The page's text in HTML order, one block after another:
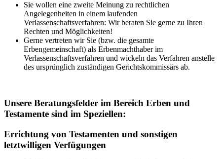
Sie wollen eine zweite Meinung zu rechtlichen
Angelegenheiten in einem laufenden
Verlassenschaftsverfahren: Wir beraten Sie gerne zu Ihren
Rechten und Möglichkeiten!
Gerne vertreten wir Sie (bzw. die gesamte
Erbengemeinschaft) als Erbenmachthaber im
Verlassenschaftsverfahren und wickeln das Verfahren anstelle
des ursprünglich zuständigen Gerichtskommissärs ab.
Unsere Beratungsfelder im Bereich Erben und
Testamente sind im Speziellen:
Errichtung von Testamenten und sonstigen
letztwilligen Verfügungen